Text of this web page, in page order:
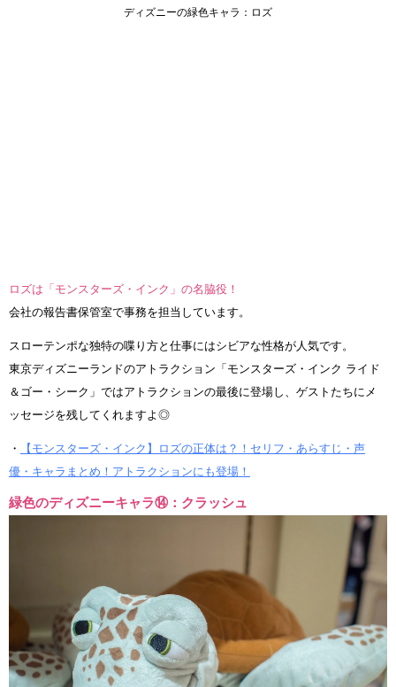
ディズニーの緑色キャラ：ロズ
ロズは「モンスターズ・インク」の名脇役！
会社の報告書保管室で事務を担当しています。
スローテンポな独特の喋り方と仕事にはシビアな性格が人気です。
東京ディズニーランドのアトラクション「モンスターズ・インク ライド
＆ゴー・シーク」ではアトラクションの最後に登場し、ゲストたちにメ
ッセージを残してくれますよ◎
・
【モンスターズ・インク】ロズの正体は？！セリフ・あらすじ・声
優・キャラまとめ！アトラクションにも登場！
緑色のディズニーキャラ⑭：クラッシュ